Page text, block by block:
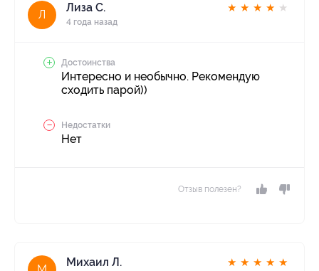
Л
Лиза С.
4 года назад
★ ★ ★ ★ ★
Достоинства
Интересно и необычно. Рекомендую
сходить парой))
Недостатки
Нет
Отзыв полезен?
Михаил Л. ★ ★ ★ ★ ★